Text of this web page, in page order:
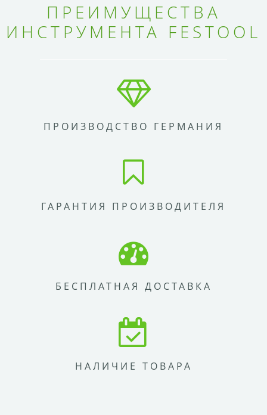
ПРЕИМУЩЕСТВА
ИНСТРУМЕНТА FESTOOL
ПРОИЗВОДСТВО ГЕРМАНИЯ
ГАРАНТИЯ ПРОИЗВОДИТЕЛЯ
БЕСПЛАТНАЯ ДОСТАВКА
НАЛИЧИЕ ТОВАРА